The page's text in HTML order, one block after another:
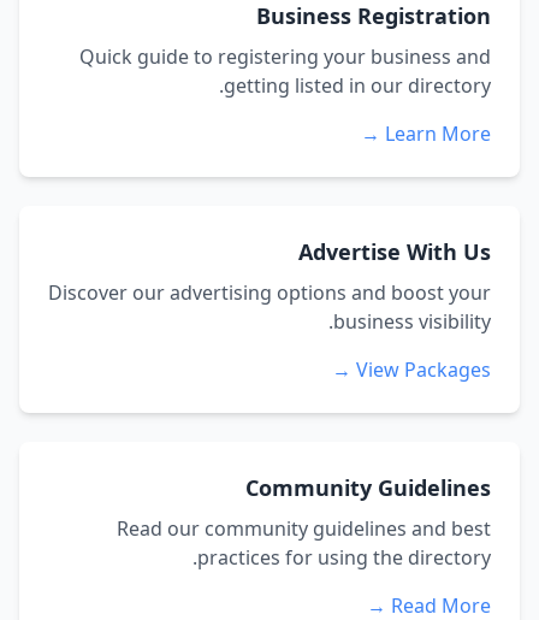
Business Registration
Quick guide to registering your business and
getting listed in our directory.
Learn More →
Advertise With Us
Discover our advertising options and boost your
business visibility.
View Packages →
Community Guidelines
Read our community guidelines and best
practices for using the directory.
Read More →